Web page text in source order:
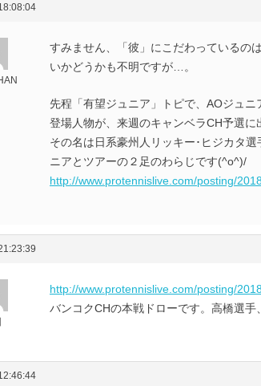
すみません、「彼」にこだわっている
いかどうかも不明ですが…。
先程「有望ジュニア」トピで、AOジュ
登場人物が、来週のキャンベラCH予選
その名は日系豪州人リッキー･ヒジカタ
ニアとツアーの２足のわらじです(^o^)/
http://www.protennislive.com/posting/
http://www.protennislive.com/posting/
バンコクCHの本戦ドローです。高橋選手